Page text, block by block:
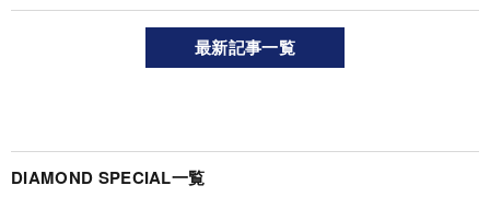
最新記事一覧
DIAMOND SPECIAL一覧